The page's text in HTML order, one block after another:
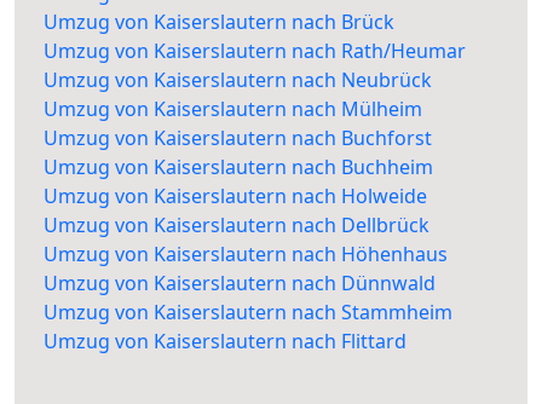
Umzug von Kaiserslautern nach Brück
Umzug von Kaiserslautern nach Rath/Heumar
Umzug von Kaiserslautern nach Neubrück
Umzug von Kaiserslautern nach Mülheim
Umzug von Kaiserslautern nach Buchforst
Umzug von Kaiserslautern nach Buchheim
Umzug von Kaiserslautern nach Holweide
Umzug von Kaiserslautern nach Dellbrück
Umzug von Kaiserslautern nach Höhenhaus
Umzug von Kaiserslautern nach Dünnwald
Umzug von Kaiserslautern nach Stammheim
Umzug von Kaiserslautern nach Flittard